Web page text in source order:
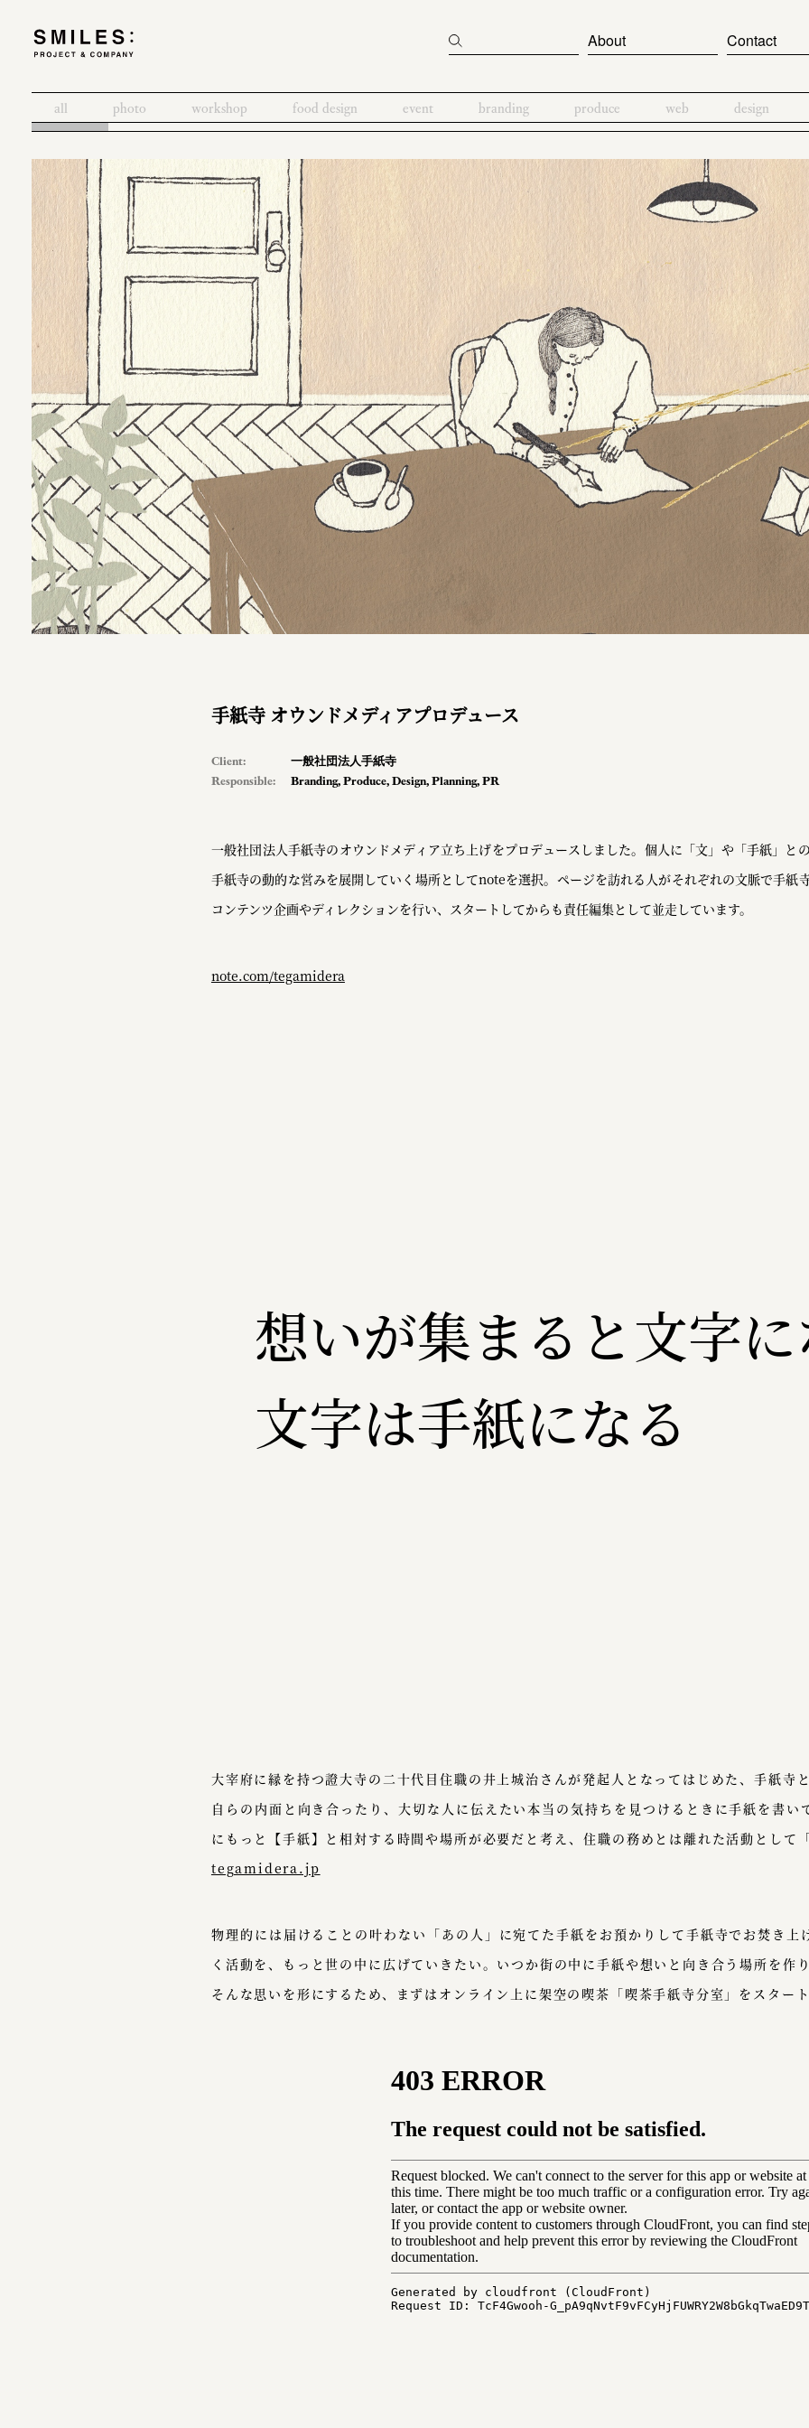
About Contact
all photo workshop food design event branding produce web design
手紙寺 オウンドメディアプロデュース
Client:
一般社団法人手紙寺
Responsible:
Branding,Produce,Design,Planning,PR
一般社団法人手紙寺のオウンドメディア立ち上げをプロデュースしました。個人に「文」や「手紙」と
手紙寺の動的な営みを展開していく場所としてnoteを選択。ページを訪れる人がそれぞれの文脈で手紙
コンテンツ企画やディレクションを行い、スタートしてからも責任編集として並走しています。
note.com/tegamidera
想いが集まると文字
文字は手紙になる
大宰府に縁を持つ證大寺の二十代目住職の井上城治さんが発起人となってはじめた、手紙寺
自らの内面と向き合ったり、大切な人に伝えたい本当の気持ちを見つけるときに手紙を書
にもっと【手紙】と相対する時間や場所が必要だと考え、住職の務めとは離れた活動として
tegamidera.jp
物理的には届けることの叶わない「あの人」に宛てた手紙をお預かりして手紙寺でお焚き上
く活動を、もっと世の中に広げていきたい。いつか街の中に手紙や想いと向き合う場所を作
そんな思いを形にするため、まずはオンライン上に架空の喫茶「喫茶手紙寺分室」をスター